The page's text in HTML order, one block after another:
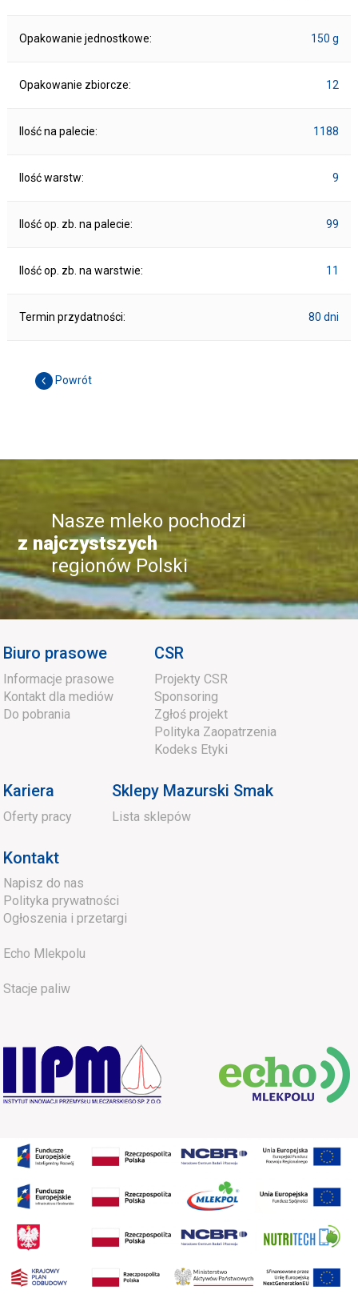
Opakowanie jednostkowe: 150 g
Opakowanie zbiorcze: 12
Ilość na palecie: 1188
Ilość warstw: 9
Ilość op. zb. na palecie: 99
Ilość op. zb. na warstwie: 11
Termin przydatności: 80 dni
Powrót
Nasze mleko pochodzi
z najczystszych
regionów Polski
Biuro prasowe
Informacje prasowe
Kontakt dla mediów
Do pobrania
CSR
Projekty CSR
Sponsoring
Zgłoś projekt
Polityka Zaopatrzenia
Kodeks Etyki
Kariera
Oferty pracy
Sklepy Mazurski Smak
Lista sklepów
Kontakt
Napisz do nas
Polityka prywatności
Ogłoszenia i przetargi
Echo Mlekpolu
Stacje paliw